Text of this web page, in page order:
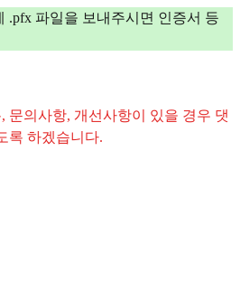
.pfx 파일을 보내주시면 인증서 등
문의사항, 개선사항이 있을 경우 댓
록 하겠습니다.